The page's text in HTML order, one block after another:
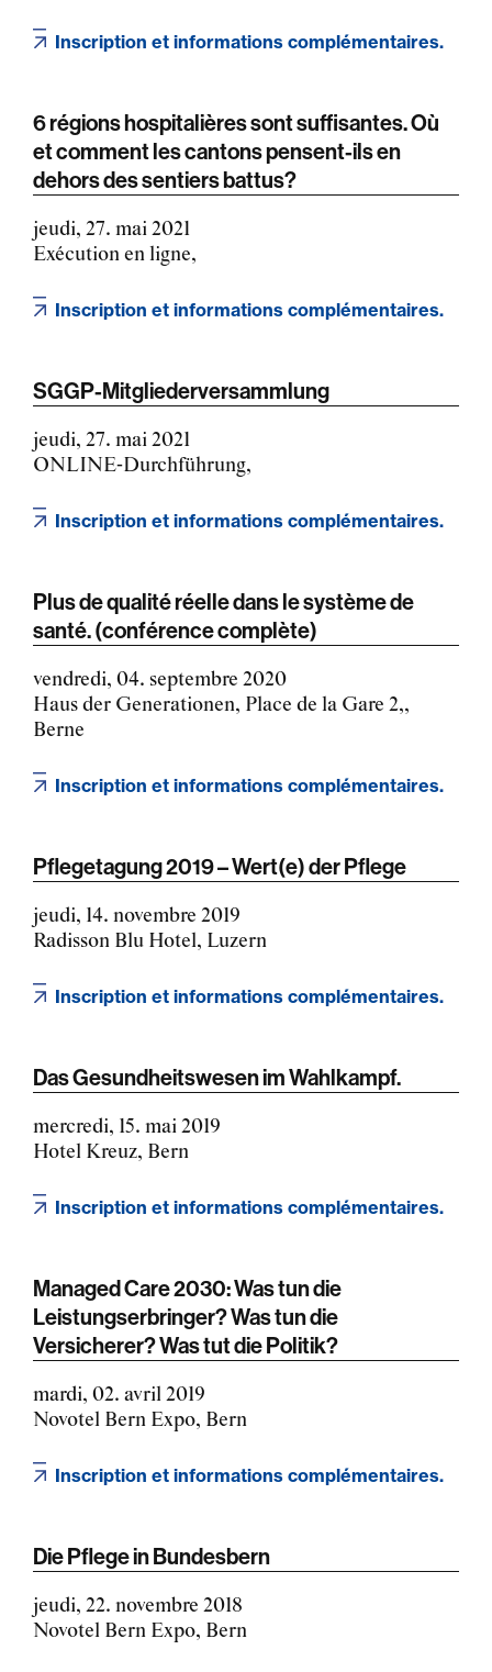
Inscription et informations complémentaires.
6 régions hospitalières sont suffisantes. Où
et comment les cantons pensent-ils en
dehors des sentiers battus?
jeudi, 27. mai 2021
Exécution en ligne,
Inscription et informations complémentaires.
SGGP-Mitgliederversammlung
jeudi, 27. mai 2021
ONLINE-Durchführung,
Inscription et informations complémentaires.
Plus de qualité réelle dans le système de
santé. (conférence complète)
vendredi, 04. septembre 2020
Haus der Generationen, Place de la Gare 2,,
Berne
Inscription et informations complémentaires.
Pflegetagung 2019 – Wert(e) der Pflege
jeudi, 14. novembre 2019
Radisson Blu Hotel, Luzern
Inscription et informations complémentaires.
Das Gesundheitswesen im Wahlkampf.
mercredi, 15. mai 2019
Hotel Kreuz, Bern
Inscription et informations complémentaires.
Managed Care 2030: Was tun die
Leistungserbringer? Was tun die
Versicherer? Was tut die Politik?
mardi, 02. avril 2019
Novotel Bern Expo, Bern
Inscription et informations complémentaires.
Die Pflege in Bundesbern
jeudi, 22. novembre 2018
Novotel Bern Expo, Bern